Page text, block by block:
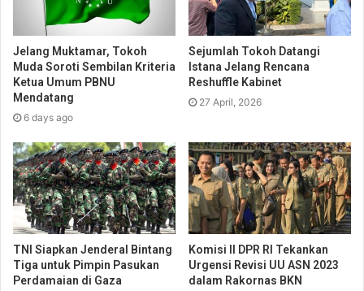
Jelang Muktamar, Tokoh
Muda Soroti Sembilan Kriteria
Ketua Umum PBNU
Mendatang
6 days ago
Sejumlah Tokoh Datangi
Istana Jelang Rencana
Reshuffle Kabinet
27 April, 2026
TNI Siapkan Jenderal Bintang
Tiga untuk Pimpin Pasukan
Perdamaian di Gaza
Komisi II DPR RI Tekankan
Urgensi Revisi UU ASN 2023
dalam Rakornas BKN